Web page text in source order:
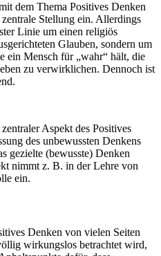
dem Thema Positives Denken
Stellung ein. Allerdings
Linie um einen religiös
Glauben, sondern um
ein Mensch für „wahr“ hält, die
zu verwirklichen. Dennoch ist
Aspekt des Positives
des unbewussten Denkens
gezielte (bewusste) Denken
nimmt z. B. in der Lehre von
ein.
Denken von vielen Seiten
wirkungslos betrachtet wird,